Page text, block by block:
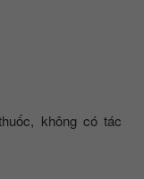
không có tác